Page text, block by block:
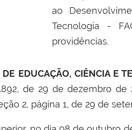
ao
Tecnologia -
providências.
EDUCAÇÃO, CIÊNCIA E
de 29 de dezembro
2, página 1, de 29 de